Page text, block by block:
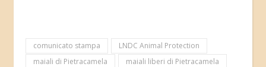
comunicato stampa
LNDC Animal Protection
maiali di Pietracamela
maiali liberi di Pietracamela